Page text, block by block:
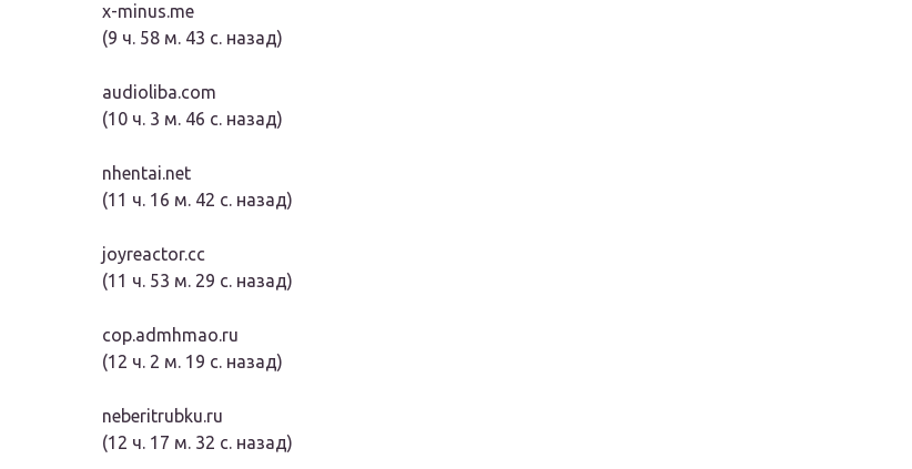
x-minus.me
(9 ч. 58 м. 43 с. назад)
audioliba.com
(10 ч. 3 м. 46 с. назад)
nhentai.net
(11 ч. 16 м. 42 с. назад)
joyreactor.cc
(11 ч. 53 м. 29 с. назад)
cop.admhmao.ru
(12 ч. 2 м. 19 с. назад)
neberitrubku.ru
(12 ч. 17 м. 32 с. назад)